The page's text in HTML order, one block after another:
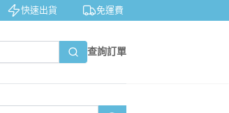
快速出貨 免運費
查詢訂單